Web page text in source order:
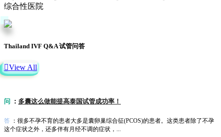
综合性医院
Thailand IVF Q&A 试管问答
View All
问 ： 多囊这么做能提高泰国试管成功率！
答
：很多不孕不育的患者大多是囊卵巢综合征(PCOS)的患者。这类患者除了不孕
这个症状之外，还多伴有月经不调的症状，...